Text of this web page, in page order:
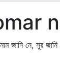
নে, সুর